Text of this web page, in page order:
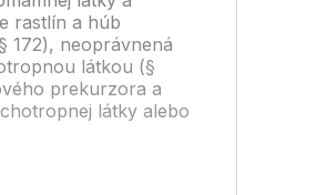
rastlín a húb
172), neoprávnená
látkou (§
prekurzora a
látky alebo